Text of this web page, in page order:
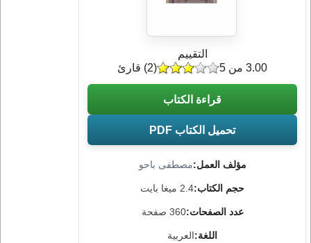
مؤلف العمل:مصطفى باحو
حجم الكتاب:2.4 ميغا بايت
عدد الصفحات:360 صفحة
اللغة:العربية
التقييم
(
2) قارئ 3.00 من 5
قراءة الكتاب
تحميل الكتاب PDF